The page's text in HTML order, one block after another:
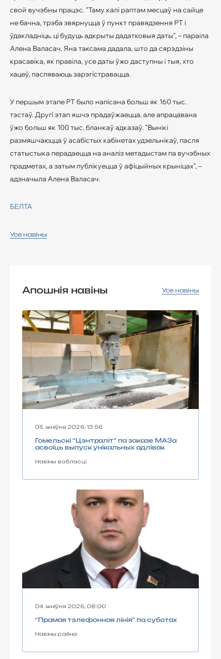
свой вучэбны працэс. "Таму калі раптам месцаў на сайце
не бачна, трэба звярнуцца ў пункт правядзення РТ і
ўдакладніць, ці будуць адкрыты дадатковыя даты", – параіла
Алена Валасач. Яна таксама дадала, што да сярэдзіны
красавіка, як правіла, усе даты ўжо даступны і тыя, хто
хацеў, паспяваюць зарэгістравацца.
У першым этапе РТ было напісана больш як 160 тыс.
тэстаў. Другі этап яшчэ прадаўжаецца, але апрацавана
ўжо больш як 100 тыс. бланкаў адказаў. "Вынікі
размяшчаюцца ў асабістых кабінетах удзельнікаў, пасля
статыстыка перадаецца на аналіз метадыстам па вучэбных
прадметах, а затым публікуецца ў афіцыйных крыніцах", –
адзначыла Алена Валасач.
БЕЛТА
Усе навіны
Апошнія навіны Усе навіны
05 жніўня 2026, 13:56
Гомельскі “Цэнтраліт” па заказе МАЗа
асвоіць выпуск унікальных адлівак
Навіны вобласці
04 жніўня 2026, 08:00
“Прамая тэлефонная лінія” па суботах
Навіны раёна